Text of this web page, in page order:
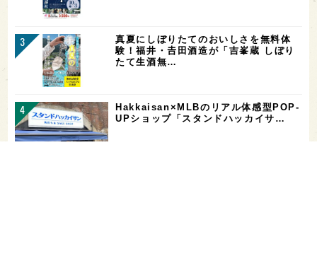
真夏にしぼりたてのおいしさを無料体
験！福井・𠮷田酒造が「吉峯蔵 しぼり
たて生酒無…
Hakkaisan×MLBのリアル体感型POP-
UPショップ「スタンドハッカイサ…